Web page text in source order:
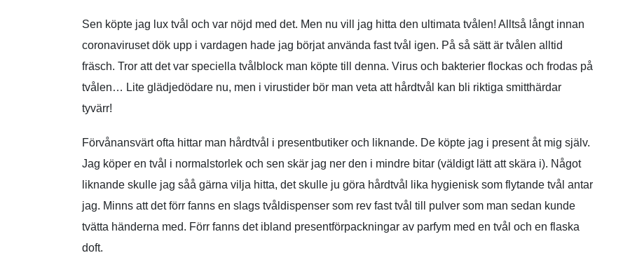
Sen köpte jag lux tvål och var nöjd med det. Men nu vill jag hitta den ultimata tvålen! Alltså långt innan
coronaviruset dök upp i vardagen hade jag börjat använda fast tvål igen. På så sätt är tvålen alltid
fräsch. Tror att det var speciella tvålblock man köpte till denna. Virus och bakterier flockas och frodas på
tvålen… Lite glädjedödare nu, men i virustider bör man veta att hårdtvål kan bli riktiga smitthärdar
tyvärr!
Förvånansvärt ofta hittar man hårdtvål i presentbutiker och liknande. De köpte jag i present åt mig själv.
Jag köper en tvål i normalstorlek och sen skär jag ner den i mindre bitar (väldigt lätt att skära i). Något
liknande skulle jag såå gärna vilja hitta, det skulle ju göra hårdtvål lika hygienisk som flytande tvål antar
jag. Minns att det förr fanns en slags tvåldispenser som rev fast tvål till pulver som man sedan kunde
tvätta händerna med. Förr fanns det ibland presentförpackningar av parfym med en tvål och en flaska
doft.